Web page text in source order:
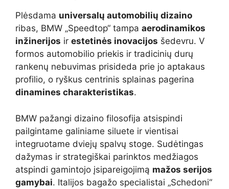
Plėsdama universalų automobilių dizaino
ribas, BMW „Speedtop“ tampa aerodinamikos
inžinerijos ir estetinės inovacijos šedevru. V
formos automobilio priekis ir tradicinių durų
rankenų nebuvimas prisideda prie jo aptakaus
profilio, o ryškus centrinis splainas pagerina
dinamines charakteristikas.
BMW pažangi dizaino filosofija atsispindi
pailgintame galiniame siluete ir vientisai
integruotame dviejų spalvų stoge. Sudėtingas
dažymas ir strategiškai parinktos medžiagos
atspindi gamintojo įsipareigojimą mažos serijos
gamybai. Italijos bagažo specialistai „Schedoni“